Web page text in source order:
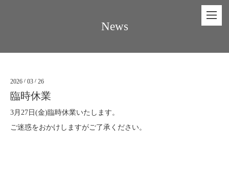
News
2026 / 03 / 26
臨時休業
3月27日(金)臨時休業いたします。
ご迷惑をおかけしますがご了承ください。